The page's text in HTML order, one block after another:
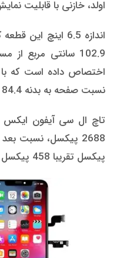
اولد، خازنی با قابلیت نمایش 16 میلیون رنگ
اندازه 6.5 اینچ
102.9 سانتی
اختصاص داده است که
نسبت صفحه به بدنه 84.4 درصد برخوردار می باشد
پیکسل تقریبا 458 پیکسل در هر اینچ برخوردار است.